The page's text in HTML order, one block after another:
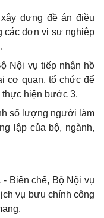
dựng đề án điều
các đơn vị sự nghiệp
Nội vụ tiếp nhận hồ
cơ quan, tổ chức để
thực hiện bước 3.
số lượng người làm
lập của bộ, ngành,
Biên chế, Bộ Nội vụ
vụ bưu chính công